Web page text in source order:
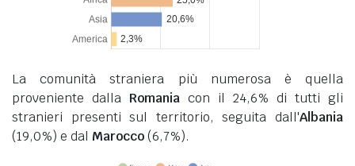
La comunità straniera più numerosa è quella
proveniente dalla Romania con il 24,6% di tutti gli
stranieri presenti sul territorio, seguita dall'Albania
(19,0%) e dal Marocco(6,7%).